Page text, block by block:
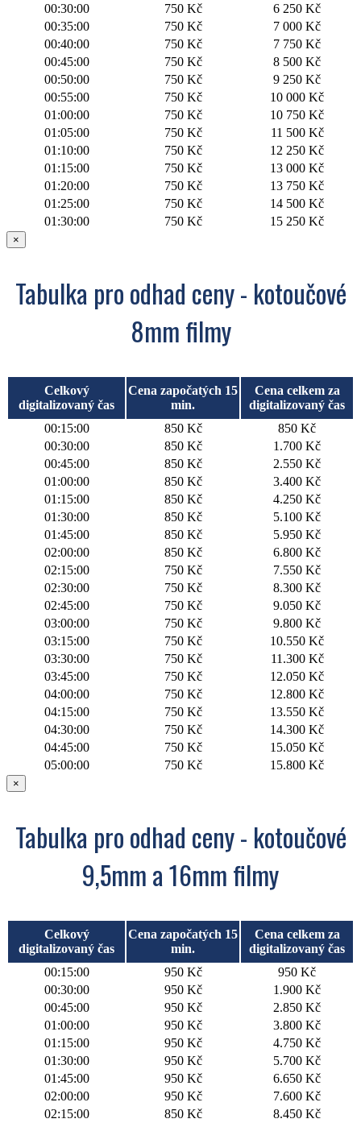
00:30:00
750 Kč
6 250 Kč
00:35:00
750 Kč
7 000 Kč
00:40:00
750 Kč
7 750 Kč
00:45:00
750 Kč
8 500 Kč
00:50:00
750 Kč
9 250 Kč
00:55:00
750 Kč
10 000 Kč
01:00:00
750 Kč
10 750 Kč
01:05:00
750 Kč
11 500 Kč
01:10:00
750 Kč
12 250 Kč
01:15:00
750 Kč
13 000 Kč
01:20:00
750 Kč
13 750 Kč
01:25:00
750 Kč
14 500 Kč
01:30:00
750 Kč 15 250 Kč
×
Tabulka pro odhad ceny - kotoučové
8mm filmy
Celkový
digitalizovaný čas
Cena započatých 15
min.
Cena celkem za
digitalizovaný čas
00:15:00
850 Kč
850 Kč
00:30:00
850 Kč
1.700 Kč
00:45:00
850 Kč
2.550 Kč
01:00:00
850 Kč
3.400 Kč
01:15:00
850 Kč
4.250 Kč
01:30:00
850 Kč
5.100 Kč
01:45:00
850 Kč
5.950 Kč
02:00:00
850 Kč
6.800 Kč
02:15:00
750 Kč
7.550 Kč
02:30:00
750 Kč
8.300 Kč
02:45:00
750 Kč
9.050 Kč
03:00:00
750 Kč
9.800 Kč
03:15:00
750 Kč
10.550 Kč
03:30:00
750 Kč
11.300 Kč
03:45:00
750 Kč
12.050 Kč
04:00:00
750 Kč
12.800 Kč
04:15:00
750 Kč
13.550 Kč
04:30:00
750 Kč
14.300 Kč
04:45:00
750 Kč
15.050 Kč
05:00:00
750 Kč 15.800 Kč
×
Tabulka pro odhad ceny - kotoučové
9,5mm a 16mm filmy
Celkový
digitalizovaný čas
Cena započatých 15
min.
Cena celkem za
digitalizovaný čas
00:15:00
950 Kč
950 Kč
00:30:00
950 Kč
1.900 Kč
00:45:00
950 Kč
2.850 Kč
01:00:00
950 Kč
3.800 Kč
01:15:00
950 Kč
4.750 Kč
01:30:00
950 Kč
5.700 Kč
01:45:00
950 Kč
6.650 Kč
02:00:00
950 Kč
7.600 Kč
02:15:00
850 Kč
8.450 Kč